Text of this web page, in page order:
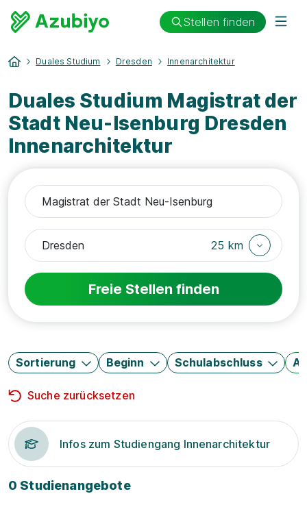
Stellen finden
Duales Studium Dresden Innenarchitektur
Duales Studium Magistrat der
Stadt Neu-Isenburg Dresden
Innenarchitektur
25 km
Freie Stellen finden
Sortierung Beginn Schulabschluss
Suche zurücksetzen
Infos zum Studiengang Innenarchitektur
0 Studienangebote